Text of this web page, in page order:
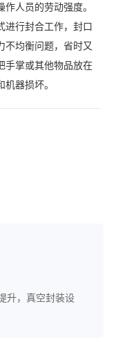
人员的劳动强度。
进行封合工作，封口
不均衡问题，省时又
手掌或其他物品放在
器损坏。‍
升，真空封装设